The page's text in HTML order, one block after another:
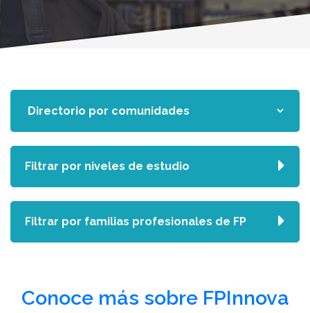
Conoce más sobre FPInnova
Filtrar por niveles de estudio
Filtrar por familias profesionales de FP